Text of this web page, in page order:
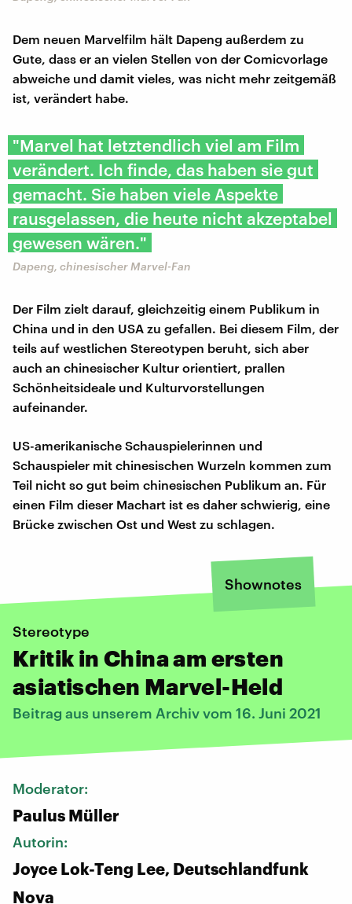
Dem neuen Marvelfilm hält Dapeng außerdem zu
Gute, dass er an vielen Stellen von der Comicvorlage
abweiche und damit vieles, was nicht mehr zeitgemäß
ist, verändert habe.
"Marvel hat letztendlich viel am Film
verändert. Ich finde, das haben sie gut
gemacht. Sie haben viele Aspekte
rausgelassen, die heute nicht akzeptabel
gewesen wären."
Dapeng, chinesischer Marvel-Fan
Der Film zielt darauf, gleichzeitig einem Publikum in
China und in den USA zu gefallen. Bei diesem Film, der
teils auf westlichen Stereotypen beruht, sich aber
auch an chinesischer Kultur orientiert, prallen
Schönheitsideale und Kulturvorstellungen
aufeinander.
US-amerikanische Schauspielerinnen und
Schauspieler mit chinesischen Wurzeln kommen zum
Teil nicht so gut beim chinesischen Publikum an. Für
einen Film dieser Machart ist es daher schwierig, eine
Brücke zwischen Ost und West zu schlagen.
Shownotes
Stereotype
Kritik in China am ersten
asiatischen Marvel-Held
Beitrag aus unserem Archiv vom 16. Juni 2021
Moderator:
Paulus Müller
Autorin:
Joyce Lok-Teng Lee, Deutschlandfunk
Nova